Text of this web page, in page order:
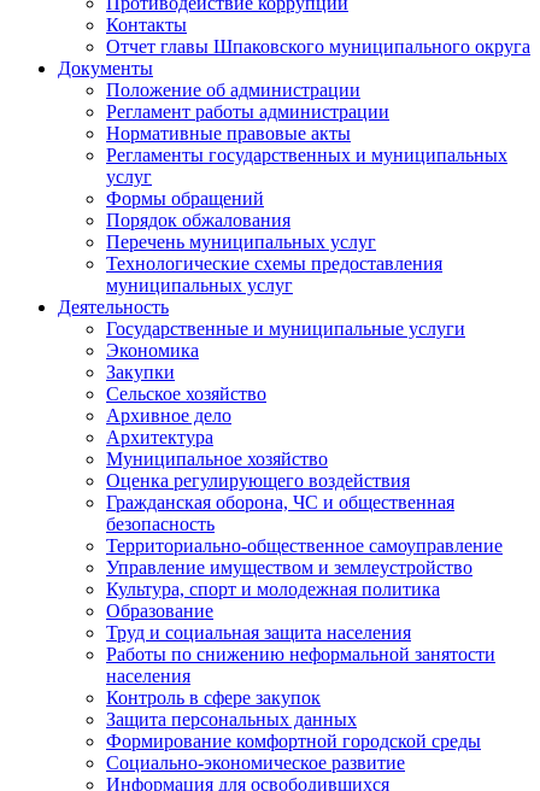
Контакты
Отчет главы Шпаковского муниципального округа
Документы
Положение об администрации
Регламент работы администрации
Нормативные правовые акты
Регламенты государственных и муниципальных
услуг
Формы обращений
Порядок обжалования
Перечень муниципальных услуг
Технологические схемы предоставления
муниципальных услуг
Деятельность
Государственные и муниципальные услуги
Экономика
Закупки
Сельское хозяйство
Архивное дело
Архитектура
Муниципальное хозяйство
Оценка регулирующего воздействия
Гражданская оборона, ЧС и общественная
безопасность
Территориально-общественное самоуправление
Управление имуществом и землеустройство
Культура, спорт и молодежная политика
Образование
Труд и социальная защита населения
Работы по снижению неформальной занятости
населения
Контроль в сфере закупок
Защита персональных данных
Формирование комфортной городской среды
Социально-экономическое развитие
Информация для освободившихся